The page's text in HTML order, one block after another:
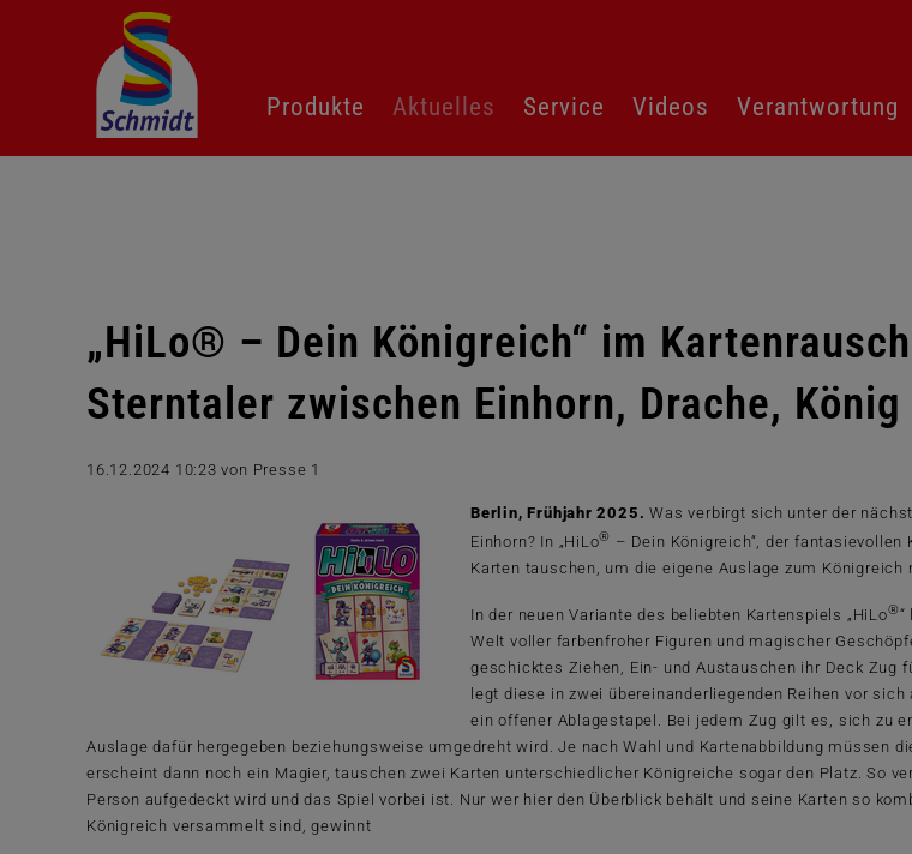
überspringen
Produkte Aktuelles Service Videos Verantwortung
„HiLo® – Dein Königreich“ im
Sterntaler zwischen Einhorn, Drache, König
16.12.2024 10:23 von Presse 1
Berlin, Frühjahr 2025. Was verbirgt sich unter der
Einhorn? In „HiLo® – Dein Königreich“, der
Karten tauschen, um die eigene Auslage zum
In der neuen Variante des beliebten Kartenspiels „HiLo®
Welt voller farbenfroher Figuren und magischer
geschicktes Ziehen, Ein- und Austauschen ihr Deck Zug
legt diese in zwei übereinanderliegenden Reihen vor
ein offener Ablagestapel. Bei jedem Zug gilt es, sich zu
Auslage dafür hergegeben beziehungsweise umgedreht wird. Je nach Wahl und Kartenabbildung müssen
erscheint dann noch ein Magier, tauschen zwei Karten unterschiedlicher Königreiche sogar den Platz. So
Person aufgedeckt wird und das Spiel vorbei ist. Nur wer hier den Überblick behält und seine Karten so
Königreich versammelt sind, gewinnt